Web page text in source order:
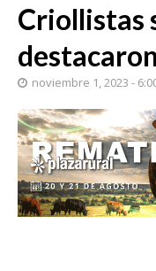
Criollistas
noviembre 1, 2023 -